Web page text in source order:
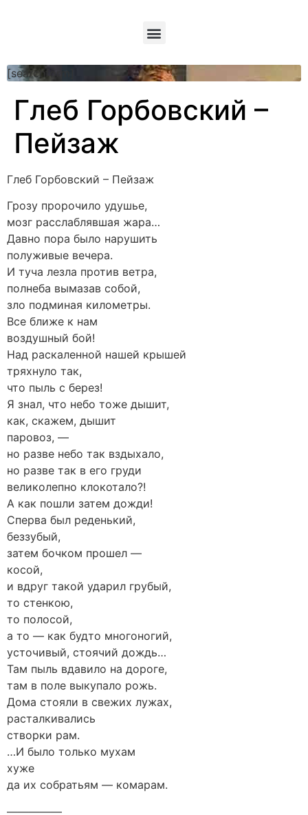
[searchform]
Глеб Горбовский –
Пейзаж
Глеб Горбовский – Пейзаж
Грозу пророчило удушье,
мозг расслаблявшая жара…
Давно пора было нарушить
полуживые вечера.
И туча лезла против ветра,
полнеба вымазав собой,
зло подминая километры.
Все ближе к нам
воздушный бой!
Над раскаленной нашей крышей
тряхнуло так,
что пыль с берез!
Я знал, что небо тоже дышит,
как, скажем, дышит
паровоз, —
но разве небо так вздыхало,
но разве так в его груди
великолепно клокотало?!
А как пошли затем дожди!
Сперва был реденький,
беззубый,
затем бочком прошел —
косой,
и вдруг такой ударил грубый,
то стенкою,
то полосой,
а то — как будто многоногий,
усточивый, стоячий дождь…
Там пыль вдавило на дороге,
там в поле выкупало рожь.
Дома стояли в свежих лужах,
расталкивались
створки рам.
…И было только мухам
хуже
да их собратьям — комарам.
—————